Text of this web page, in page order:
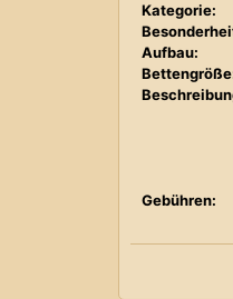
Kategorie:
Aufbau:
Gebühren: